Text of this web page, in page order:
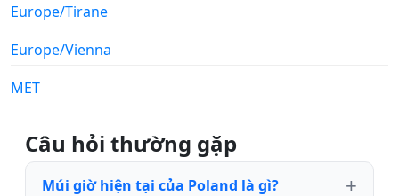
Europe/Tirane
Europe/Vienna
MET
Câu hỏi thường gặp
Múi giờ hiện tại của Poland là gì?